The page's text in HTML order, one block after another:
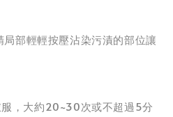
部輕輕按壓沾染污漬的部位讓
，大約20~30次或不超過5分